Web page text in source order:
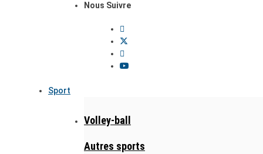
Nous Suivre
Sport
Volley-ball
Autres sports